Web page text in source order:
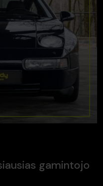
gamintojo